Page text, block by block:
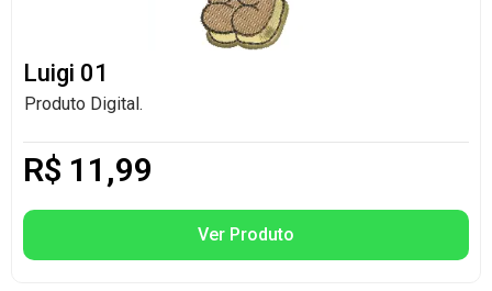
Luigi 01
Produto Digital.
R$ 11,99
Ver Produto